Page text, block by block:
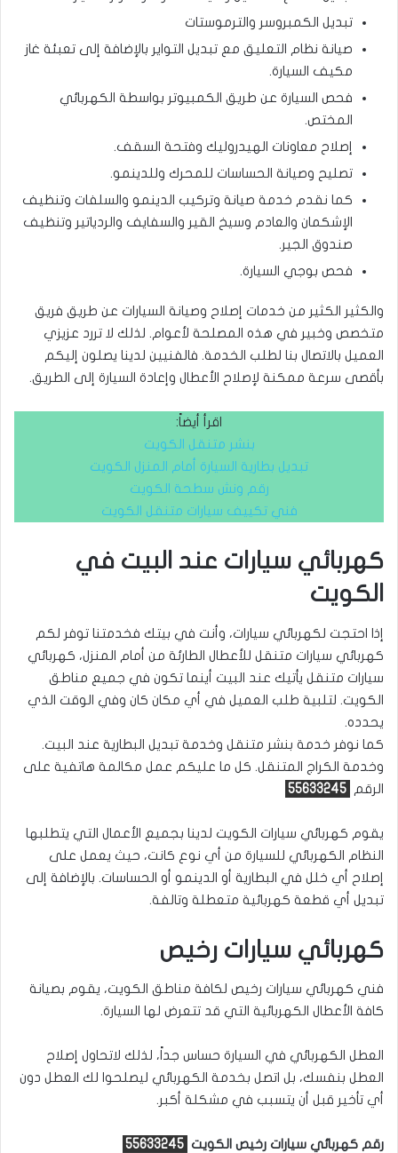
تبديل الكمبروسر والترموستات
صيانة نظام التعليق مع تبديل التواير بالإضافة إلى تعبئة غاز
مكيف السيارة.
فحص السيارة عن طريق الكمبيوتر بواسطة الكهربائي
المختص.
إصلاح معاونات الهيدروليك وفتحة السقف.
تصليح وصيانة الحساسات للمحرك وللدينمو.
كما نقدم خدمة صيانة وتركيب الدينمو والسلفات وتنظيف
الإشكمان والعادم وسيخ القير والسفايف والردياتير وتنظيف
صندوق الجير.
فحص بوجي السيارة.
والكثير الكثير من خدمات إصلاح وصيانة السيارات عن طريق فريق
متخصص وخبير في هذه المصلحة لأعوام. لذلك لا تررد عزيزي
العميل بالاتصال بنا لطلب الخدمة. فالفنيين لدينا يصلون إليكم
بأقصى سرعة ممكنة لإصلاح الأعطال وإعادة السيارة إلى الطريق.
اقرأ أيضاً:
بنشر متنقل الكويت
تبديل بطارية السيارة أمام المنزل الكويت
رقم ونش سطحة الكويت
فني تكييف سيارات متنقل الكويت
كهربائي سيارات عند البيت في
الكويت
إذا احتجت لكهربائي سيارات، وأنت في بيتك فخدمتنا توفر لكم
كهربائي سيارات متنقل للأعطال الطارئة من أمام المنزل، كهربائي
سيارات متنقل يأتيك عند البيت أينما تكون في جميع مناطق
الكويت. لتلبية طلب العميل في أي مكان كان وفي الوقت الذي
يحدده.
كما نوفر خدمة بنشر متنقل وخدمة تبديل البطارية عند البيت.
وخدمة الكراج المتنقل. كل ما عليكم عمل مكالمة هاتفية على
الرقم
55633245
يقوم كهربائي سيارات الكويت لدينا بجميع الأعمال التي يتطلبها
النظام الكهربائي للسيارة من أي نوع كانت، حيث يعمل على
إصلاح أي خلل في البطارية أو الدينمو أو الحساسات. بالإضافة إلى
تبديل أي قطعة كهربائية متعطلة وتالفة.
كهربائي سيارات رخيص
فني كهربائي سيارات رخيص لكافة مناطق الكويت، يقوم بصيانة
كافة الأعطال الكهربائية التي قد تتعرض لها السيارة.
العطل الكهربائي في السيارة حساس جداً، لذلك لاتحاول إصلاح
العطل بنفسك، بل اتصل بخدمة الكهربائي ليصلحوا لك العطل دون
أي تأخير قبل أن يتسبب في مشكلة أكبر.
رقم كهربائي سيارات رخيص الكويت 55633245